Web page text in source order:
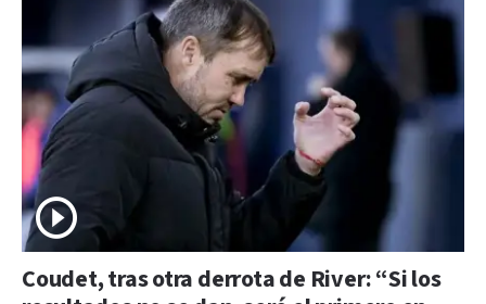
Coudet, tras otra derrota de River: “Si los